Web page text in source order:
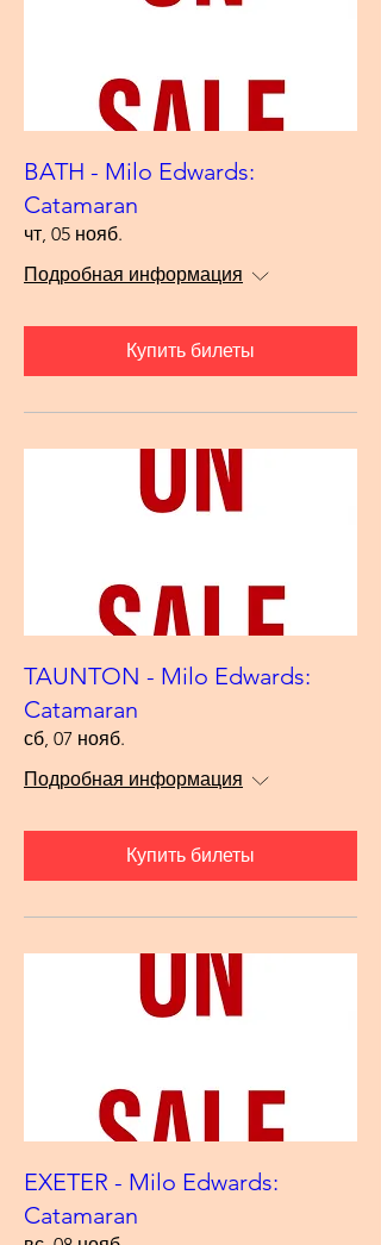
BATH - Milo Edwards:
Catamaran
чт, 05 нояб.
Подробная информация
Купить билеты
TAUNTON - Milo Edwards:
Catamaran
сб, 07 нояб.
Подробная информация
Купить билеты
EXETER - Milo Edwards:
Catamaran